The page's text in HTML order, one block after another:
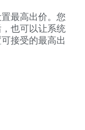
最高出价。您
也可以让系统
接受的最高出